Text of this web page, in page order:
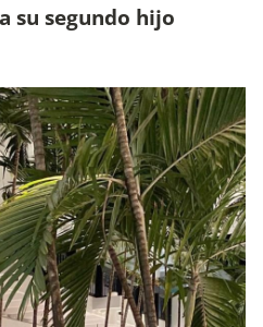
su segundo hijo